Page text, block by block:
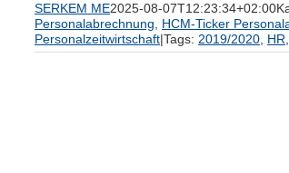
SERKEM ME2025-08-07T12:23:34+02:00
Personalabrechnung
HCM-Ticker
Personalzeitwirtschaft|Tags: 2019/2020 HR